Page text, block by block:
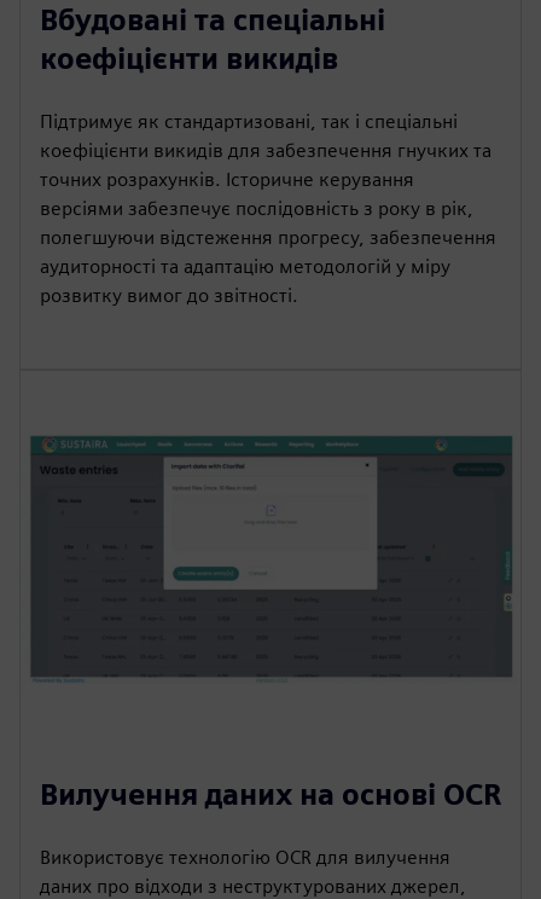
Вбудовані та спеціальні
коефіцієнти викидів
Підтримує як стандартизовані, так і спеціальні
коефіцієнти викидів для забезпечення гнучких та
точних розрахунків. Історичне керування
версіями забезпечує послідовність з року в рік,
полегшуючи відстеження прогресу, забезпечення
аудиторності та адаптацію методологій у міру
розвитку вимог до звітності.
Вилучення даних на основі OCR
Використовує технологію OCR для вилучення
даних про відходи з неструктурованих джерел,